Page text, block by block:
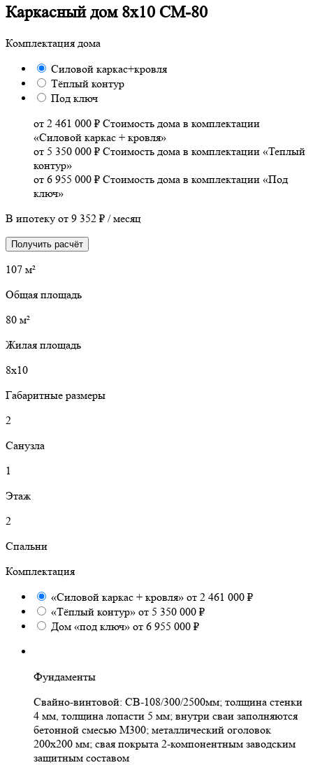
Каркасный дом 8х10 СМ-80
Комплектация дома
Силовой каркас+кровля
Тёплый контур
Под ключ
от 2 461 000 ₽ Стоимость дома в комплектации
«Силовой каркас + кровля»
от 5 350 000 ₽ Стоимость дома в комплектации «Теплый
контур»
от 6 955 000 ₽ Стоимость дома в комплектации «Под
ключ»
В ипотеку от 9 352 ₽ / месяц
Получить расчёт
107 м²
Общая площадь
80 м²
Жилая площадь
8х10
Габаритные размеры
2
Санузла
1
Этаж
2
Спальни
Комплектация
«Силовой каркас + кровля» от 2 461 000 ₽
«Тёплый контур» от 5 350 000 ₽
Дом «под ключ» от 6 955 000 ₽
Фундаменты
Свайно-винтовой: СВ-108/300/2500мм; толщина стенки
4 мм, толщина лопасти 5 мм; внутри сваи заполняются
бетонной смесью М300; металлический оголовок
200х200 мм; свая покрыта 2-компонентным заводским
защитным составом